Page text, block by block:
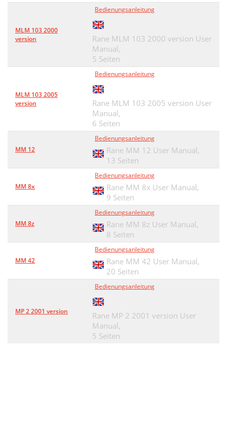
MLM 103 2000
version
Bedienungsanleitung
Rane MLM 103 2000 version User
Manual,
5 Seiten
MLM 103 2005
version
Bedienungsanleitung
Rane MLM 103 2005 version User
Manual,
6 Seiten
MM 12
Bedienungsanleitung
Rane MM 12 User Manual,
13 Seiten
MM 8x
Bedienungsanleitung
Rane MM 8x User Manual,
9 Seiten
MM 8z
Bedienungsanleitung
Rane MM 8z User Manual,
8 Seiten
MM 42
Bedienungsanleitung
Rane MM 42 User Manual,
20 Seiten
MP 2 2001 version
Bedienungsanleitung
Rane MP 2 2001 version User
Manual,
5 Seiten